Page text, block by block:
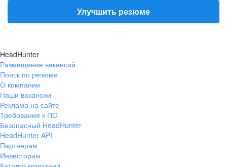
Улучшить резюме
HeadHunter
Размещение вакансий
Поиск по резюме
О компании
Наши вакансии
Реклама на сайте
Требования к ПО
Безопасный HeadHunter
HeadHunter API
Партнерам
Инвесторам